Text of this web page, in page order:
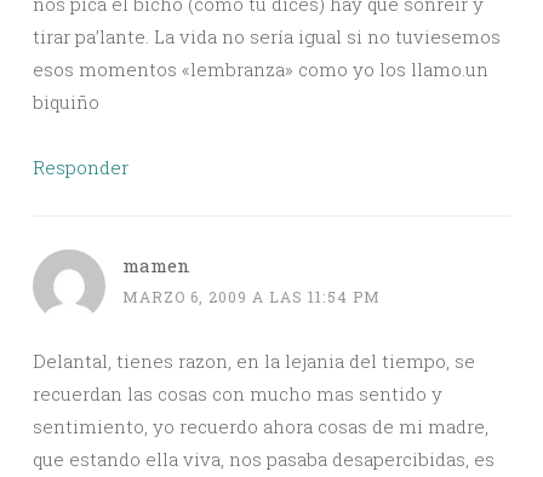
tirar pa’lante. La vida no sería igual si no tuviesemos
esos momentos «lembranza» como yo los llamo.un
biquiño
Responder
mamen
MARZO 6, 2009 A LAS 11:54 PM
Delantal, tienes razon, en la lejania del tiempo, se
recuerdan las cosas con mucho mas sentido y
sentimiento, yo recuerdo ahora cosas de mi madre,
que estando ella viva, nos pasaba desapercibidas, es